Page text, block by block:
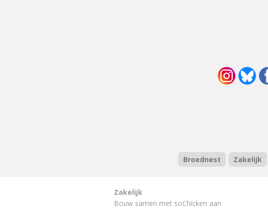
Broednest Zakelijk
Zakelijk
Bouw samen met soChicken aan